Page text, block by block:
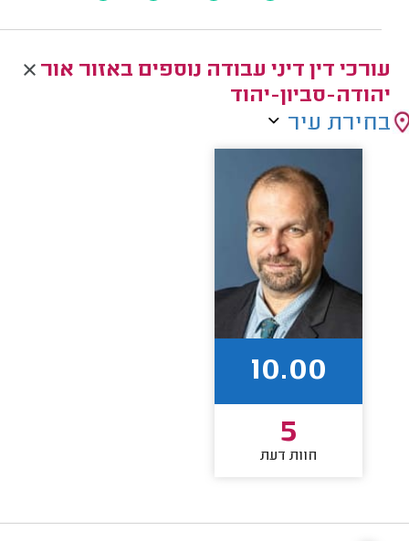
עורכי דין דיני עבודה נוספים באזור אור
יהודה-סביון-יהוד
בחירת עיר
10.00
5
חוות דעת